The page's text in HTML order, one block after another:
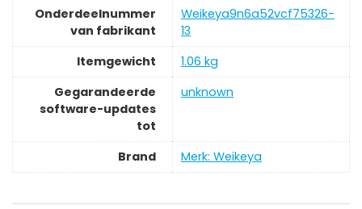
Onderdeelnummer
van fabrikant
‎Weikeya9n6a52vcf75326-
13
Itemgewicht
‎1.06 kg
Gegarandeerde
software-updates
tot
‎unknown
Brand Merk: Weikeya